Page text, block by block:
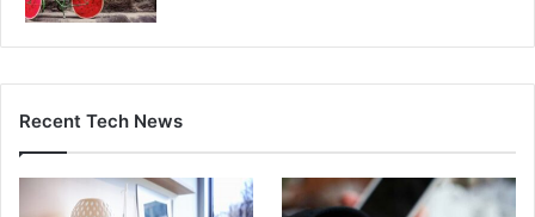
Recent Tech News